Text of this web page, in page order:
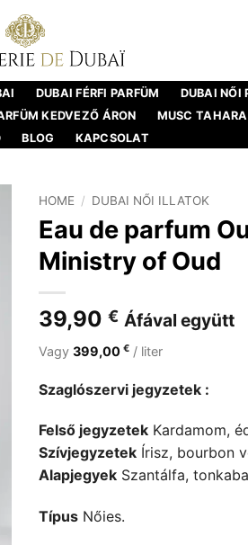
DUBAI FÉRFI PARFÜM DUBAI NŐI
KEDVEZŐ ÁRON MUSC TAHARA
BLOG KAPCSOLAT
HOME / DUBAI NŐI ILLATOK
Eau de parfum
Ministry of Oud
39,90 € Áfával együtt
Vagy 399,00 € / liter
Szaglószervi jegyzetek :
Felső jegyzetek Kardamom,
Szívjegyzetek Írisz, bourbon
Alapjegyek Szantálfa,
Típus Nőies.